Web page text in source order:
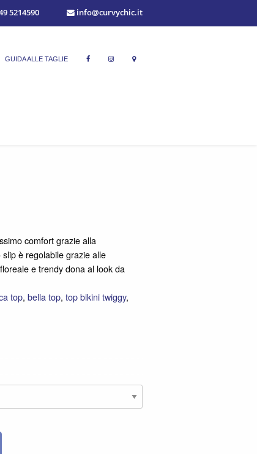
5214590 info@curvychic.it
GUIDA ALLE TAGLIE
comfort grazie alla
slip è regolabile grazie alle
e trendy dona al look da
top, bella top, top bikini twiggy,